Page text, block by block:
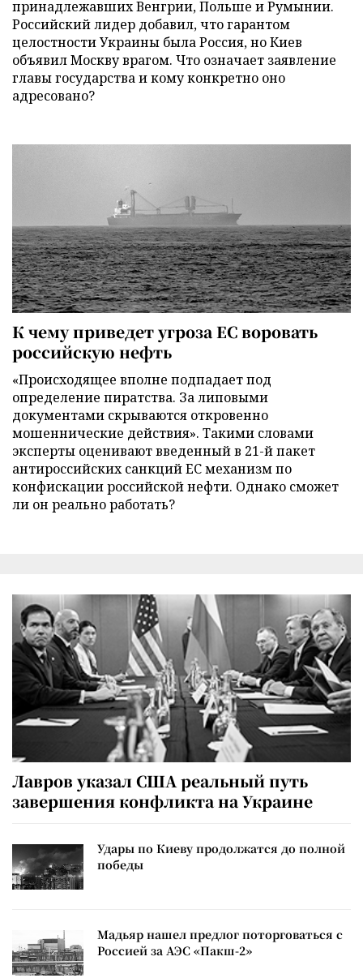
принадлежавших Венгрии, Польше и Румынии.
Российский лидер добавил, что гарантом
целостности Украины была Россия, но Киев
объявил Москву врагом. Что означает заявление
главы государства и кому конкретно оно
адресовано?
К чему приведет угроза ЕС воровать
российскую нефть
«Происходящее вполне подпадает под
определение пиратства. За липовыми
документами скрываются откровенно
мошеннические действия». Такими словами
эксперты оценивают введенный в 21-й пакет
антироссийских санкций ЕС механизм по
конфискации российской нефти. Однако сможет
ли он реально работать?
Лавров указал США реальный путь
завершения конфликта на Украине
Удары по Киеву продолжатся до полной
победы
Мадьяр нашел предлог поторговаться с
Россией за АЭС «Пакш-2»